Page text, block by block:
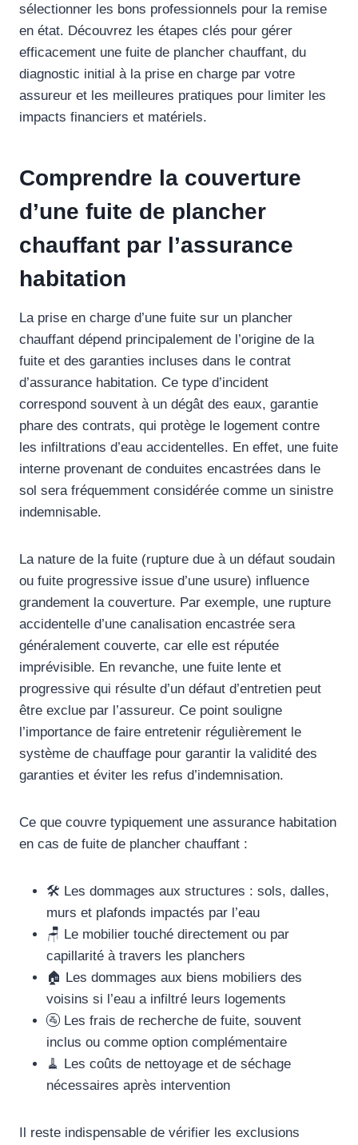
sélectionner les bons professionnels pour la remise
en état. Découvrez les étapes clés pour gérer
efficacement une fuite de plancher chauffant, du
diagnostic initial à la prise en charge par votre
assureur et les meilleures pratiques pour limiter les
impacts financiers et matériels.
Comprendre la couverture
d’une fuite de plancher
chauffant par l’assurance
habitation
La prise en charge d’une fuite sur un plancher
chauffant dépend principalement de l’origine de la
fuite et des garanties incluses dans le contrat
d’assurance habitation. Ce type d’incident
correspond souvent à un dégât des eaux, garantie
phare des contrats, qui protège le logement contre
les infiltrations d’eau accidentelles. En effet, une fuite
interne provenant de conduites encastrées dans le
sol sera fréquemment considérée comme un sinistre
indemnisable.
La nature de la fuite (rupture due à un défaut soudain
ou fuite progressive issue d’une usure) influence
grandement la couverture. Par exemple, une rupture
accidentelle d’une canalisation encastrée sera
généralement couverte, car elle est réputée
imprévisible. En revanche, une fuite lente et
progressive qui résulte d’un défaut d’entretien peut
être exclue par l’assureur. Ce point souligne
l’importance de faire entretenir régulièrement le
système de chauffage pour garantir la validité des
garanties et éviter les refus d’indemnisation.
Ce que couvre typiquement une assurance habitation
en cas de fuite de plancher chauffant :
🛠️ Les dommages aux structures : sols, dalles,
murs et plafonds impactés par l’eau
🪑 Le mobilier touché directement ou par
capillarité à travers les planchers
🏠 Les dommages aux biens mobiliers des
voisins si l’eau a infiltré leurs logements
🚰 Les frais de recherche de fuite, souvent
inclus ou comme option complémentaire
🧹 Les coûts de nettoyage et de séchage
nécessaires après intervention
Il reste indispensable de vérifier les exclusions